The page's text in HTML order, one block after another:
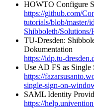
HOWTO Configure
https://github.com/
tutorials/blob/master/
Shibboleth/
TU-Dresden:
Dokumentation
https://idp.tu-
Use AD FS as
https://
single-sign-on-
SAML Identity
https://